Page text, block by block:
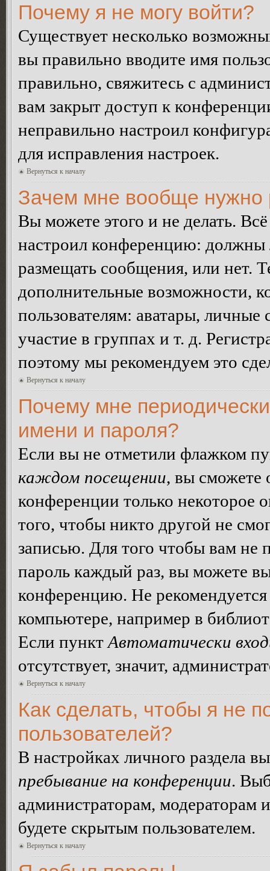
Почему я не могу войти?
Существует несколько
вы правильно вводите имя
правильно, свяжитесь с
вам закрыт доступ к
неправильно настроил
для исправления настроек.
Вернуться к началу
Зачем мне вообще нужно
Вы можете этого и не делать.
настроил конференцию: должны
размещать сообщения, или нет.
дополнительные возможности,
пользователям: аватары,
участие в группах и т. д.
поэтому мы рекомендуем это
Вернуться к началу
Почему мне
имени и пароля?
Если вы не отметили флажком
каждом посещении, вы сможете
конференции только некоторое
того, чтобы никто другой не
записью. Для того чтобы вам не
пароль каждый раз, вы можете
конференцию. Не
компьютере, например в
Если пункт Автоматически
отсутствует, значит,
Вернуться к началу
Как сделать, чтобы я не
пользователей?
В настройках личного раздела
пребывание на конференции.
администраторам, модераторам
будете скрытым пользователем.
Вернуться к началу